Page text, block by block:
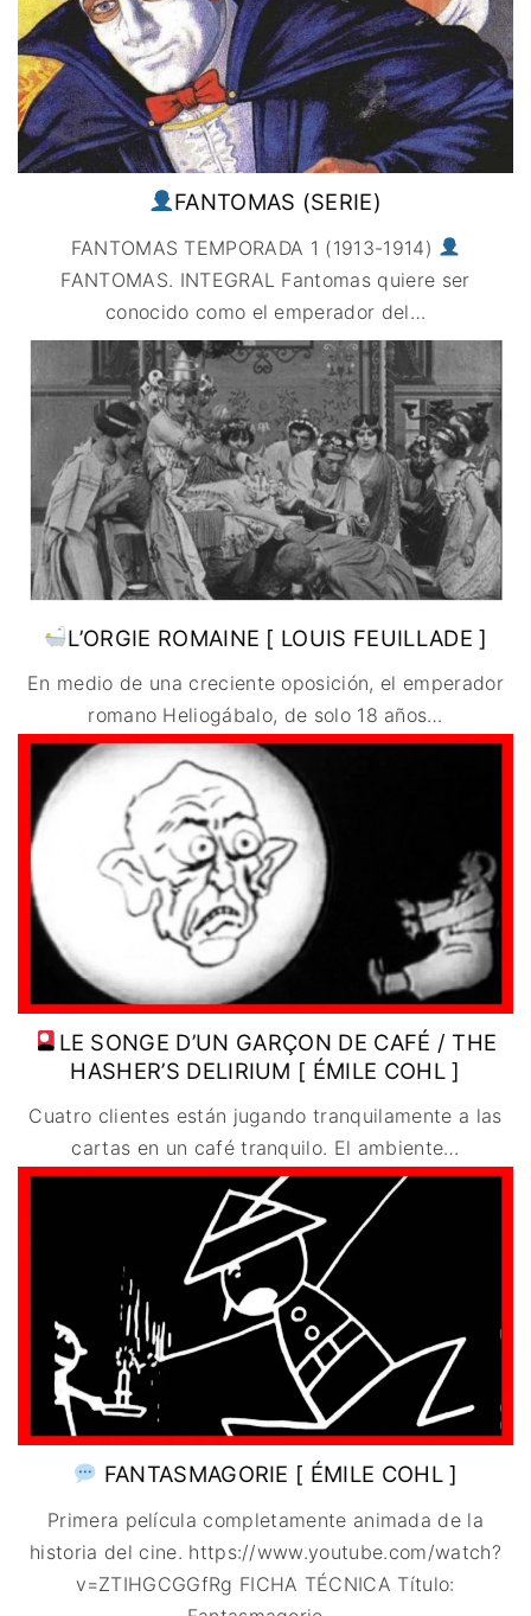
FANTOMAS (SERIE)
FANTOMAS TEMPORADA 1 (1913-1914)
FANTOMAS. INTEGRAL Fantomas quiere ser
conocido como el emperador del…
L’ORGIE ROMAINE [ LOUIS FEUILLADE ]
En medio de una creciente oposición, el emperador
romano Heliogábalo, de solo 18 años…
LE SONGE D’UN GARÇON DE CAFÉ / THE
HASHER’S DELIRIUM [ ÉMILE COHL ]
Cuatro clientes están jugando tranquilamente a las
cartas en un café tranquilo. El ambiente…
FANTASMAGORIE [ ÉMILE COHL ]
Primera película completamente animada de la
historia del cine. https://www.youtube.com/watch?
v=ZTIHGCGGfRg FICHA TÉCNICA Título: